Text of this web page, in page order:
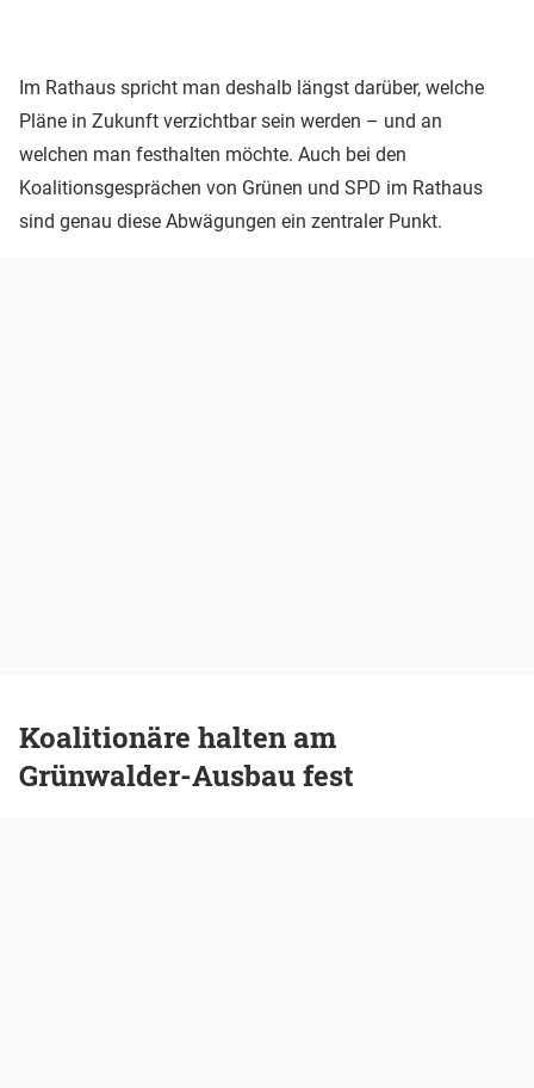
Im Rathaus spricht man deshalb längst darüber, welche
Pläne in Zukunft verzichtbar sein werden – und an
welchen man festhalten möchte. Auch bei den
Koalitionsgesprächen von Grünen und SPD im Rathaus
sind genau diese Abwägungen ein zentraler Punkt.
Koalitionäre halten am
Grünwalder-Ausbau fest